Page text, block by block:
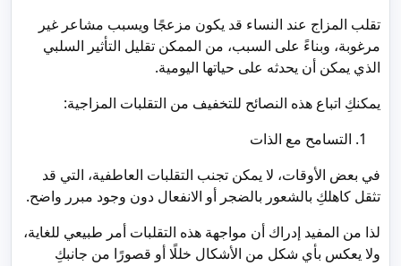
تقلب المزاج عند النساء قد يكون مزعجًا ويسبب مشاعر غير
مرغوبة، وبناءً على السبب، من الممكن تقليل التأثير السلبي
الذي يمكن أن يحدثه على حياتها اليومية.
يمكنكِ اتباع هذه النصائح للتخفيف من التقلبات المزاجية:
التسامح مع الذات
في بعض الأوقات، لا يمكن تجنب التقلبات العاطفية، التي قد
تثقل كاهلكِ بالشعور بالضجر أو الانفعال دون وجود مبرر واضح.
لذا من المفيد إدراك أن مواجهة هذه التقلبات أمر طبيعي للغاية،
ولا يعكس بأي شكل من الأشكال خللًا أو قصورًا من جانبكِ